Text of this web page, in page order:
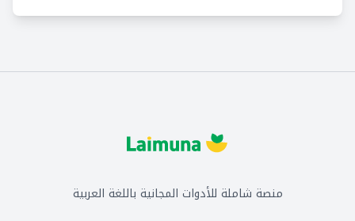
منصة شاملة للأدوات المجانية باللغة العربية